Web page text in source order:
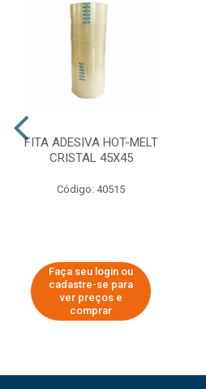
FITA ADESIVA HOT-MELT
CRISTAL 45X45
Código: 40515
Faça seu login ou
cadastre-se para
ver preços e
comprar